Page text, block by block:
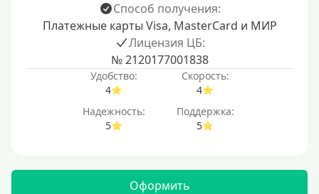
Способ получения:
Платежные карты Visa, MasterCard и МИР
Лицензия ЦБ:
№ 2120177001838
Удобство:
4
Скорость:
4
Надежность:
5
Поддержка:
5
Оформить